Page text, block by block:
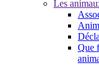
Les
Que